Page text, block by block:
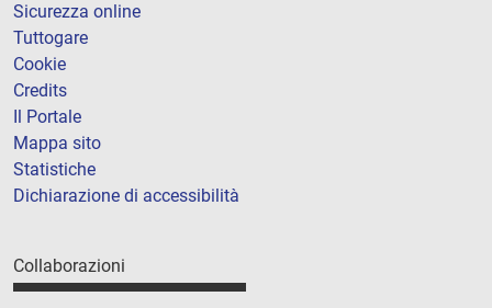
Sicurezza online
Tuttogare
Cookie
Credits
Il Portale
Mappa sito
Statistiche
Dichiarazione di accessibilità
Collaborazioni